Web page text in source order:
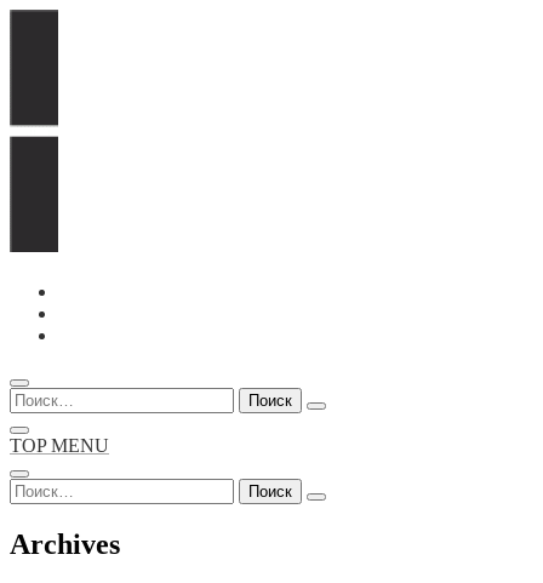
Перейти
содержимому
Найти:
TOP MENU
Найти:
Archives